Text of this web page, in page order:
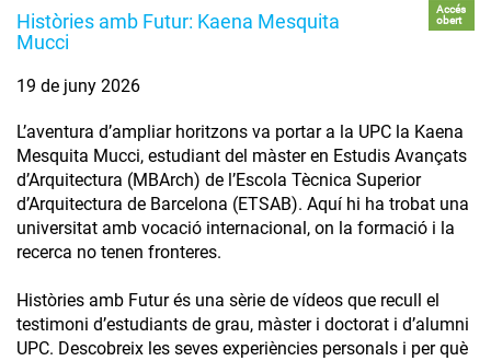
Històries amb Futur: Kaena Mesquita
Mucci
Accés
obert
19 de juny 2026
L’aventura d’ampliar horitzons va portar a la UPC la Kaena
Mesquita Mucci, estudiant del màster en Estudis Avançats
d’Arquitectura (MBArch) de l’Escola Tècnica Superior
d’Arquitectura de Barcelona (ETSAB). Aquí hi ha trobat una
universitat amb vocació internacional, on la formació i la
recerca no tenen fronteres.
Històries amb Futur és una sèrie de vídeos que recull el
testimoni d’estudiants de grau, màster i doctorat i d’alumni
UPC. Descobreix les seves experiències personals i per què